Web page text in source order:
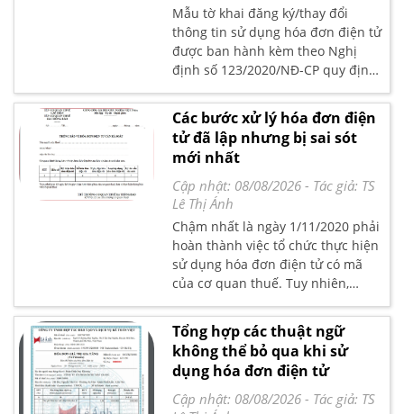
Mẫu tờ khai đăng ký/thay đổi
thông tin sử dụng hóa đơn điện tử
được ban hành kèm theo Nghị
định số 123/2020/NĐ-CP quy định
về hóa đơn chứng từ được Chính
phủ ban hành ngày 19/10/2020, có
hiệu lực thi hành từ ngày 01 tháng
7 năm 2022
Các bước xử lý hóa đơn điện
tử đã lập nhưng bị sai sót
mới nhất
Cập nhật: 08/08/2026 - Tác giả: TS
Lê Thị Ánh
Chậm nhất là ngày 1/11/2020 phải
hoàn thành việc tổ chức thực hiện
sử dụng hóa đơn điện tử có mã
của cơ quan thuế. Tuy nhiên,
nhiều DN vẫn đang băn khoăn,
thắc mắc về các bước xử lý hóa
đơn điện tử đã lập nhưng bị sai
sót.Doanh nghiệp cần hạn chế tới
mức thấp nhất những sai sót có
thể xảy ra, một số lỗi mang tính
Tổng hợp các thuật ngữ
không thể bỏ qua khi sử
dụng hóa đơn điện tử
Cập nhật: 08/08/2026 - Tác giả: TS